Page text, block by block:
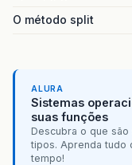
O método split
ALURA
Sistemas
suas funções
Descubra o que
tipos. Aprenda tudo
tempo!